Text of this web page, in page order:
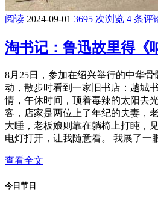
阅读 2024-09-01 3695 次浏览 4 条评
淘书记：鲁迅故里得《
8月25日，参加在绍兴举行的中华
动，散步时看到一家旧书店：越城
情，午休时间，顶着毒辣的太阳去
客，店家是两位上了年纪的夫妻，
大睡，老板娘则靠在躺椅上打盹，
电灯打开，让我随意看。 我展了一
查看全文
今日节日